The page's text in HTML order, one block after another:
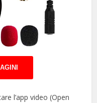
l’app video (Open